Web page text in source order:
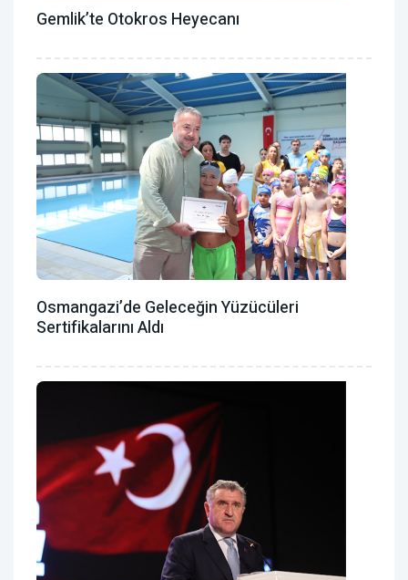
Gemlik’te Otokros Heyecanı
Osmangazi’de Geleceğin Yüzücüleri
Sertifikalarını Aldı